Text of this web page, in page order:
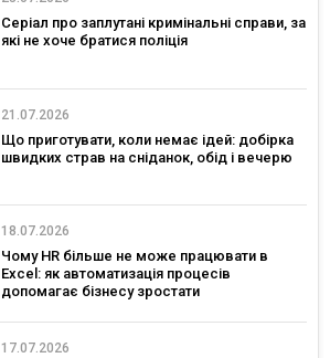
Серіал про заплутані кримінальні справи, за
які не хоче братися поліція
21.07.2026
Що приготувати, коли немає ідей: добірка
швидких страв на сніданок, обід і вечерю
18.07.2026
Чому HR більше не може працювати в
Excel: як автоматизація процесів
допомагає бізнесу зростати
17.07.2026